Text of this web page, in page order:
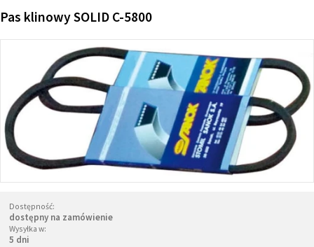
Pas klinowy SOLID C-5800
Dostępność:
dostępny na zamówienie
Wysyłka w:
5 dni